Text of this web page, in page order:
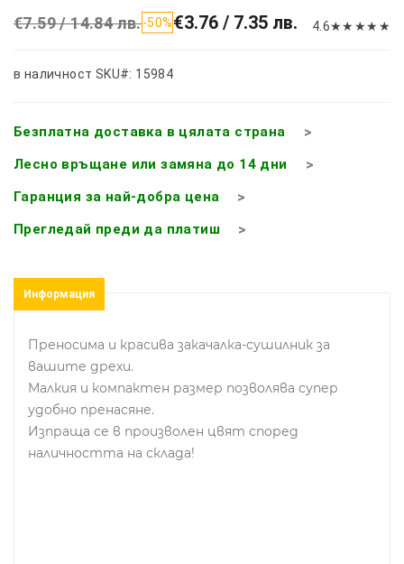
€7.59 / 14.84 лв.-50%€3.76 / 7.35 лв. 4.6★★ ★★ ★
в наличност SKU#: 15984
Безплатна доставка в цялата страна
Лесно връщане или замяна до 14 дни
Гаранция за най-добра цена
Прегледай преди да платиш
Информация
Преносима и красива закачалка-сушилник за
вашите дрехи.
Малкия и компактен размер позволява супер
удобно пренасяне.
Изпраща се в произволен цвят според
наличността на склада!